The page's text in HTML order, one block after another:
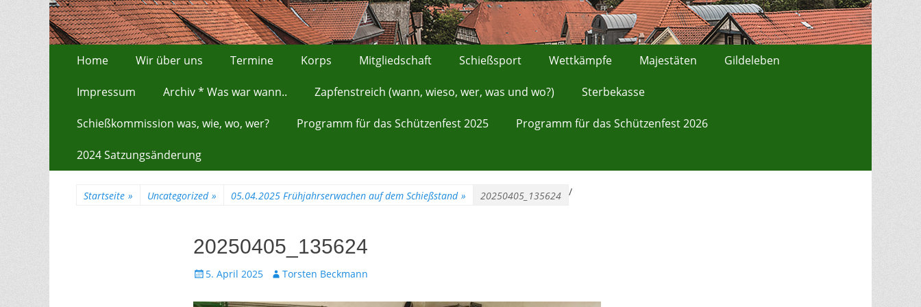
Erstes Menü
Inhalt:
Home Wir über uns Termine Korps Mitgliedschaft Schießsport Wettkämpfe Majestäten Gildeleben
Impressum Archiv * Was war wann.. Zapfenstreich (wann, wieso, wer, was und wo?) Sterbekasse
Schießkommission was, wie, wo, wer? Programm für das Schützenfest 2025 Programm für das Schützenfest 2026
2024 Satzungsänderung
Startseite » Uncategorized » /
05.04.2025 Frühjahrserwachen auf dem Schießstand » 20250405_135624
20250405_135624
Gepostet
5. April 2025 AutorTorsten Beckmann